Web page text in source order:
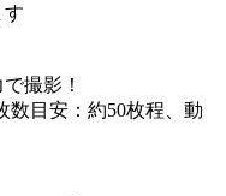
す
撮影！
数目安：約50枚程、動